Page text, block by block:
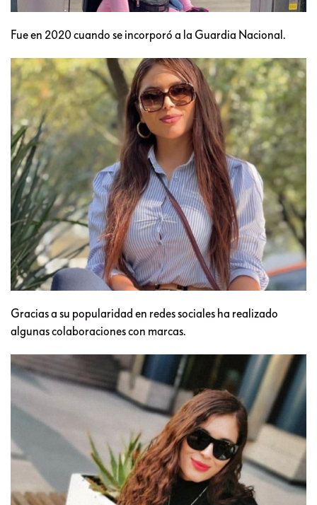
Fue en 2020 cuando se incorporó a la Guardia Nacional.
Gracias a su popularidad en redes sociales ha realizado
algunas colaboraciones con marcas.